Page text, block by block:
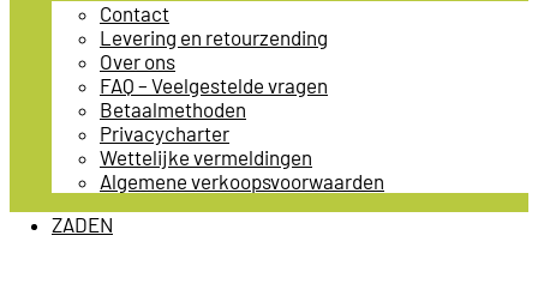
Contact
Levering en retourzending
Over ons
FAQ – Veelgestelde vragen
Betaalmethoden
Privacycharter
Wettelijke vermeldingen
Algemene verkoopsvoorwaarden
ZADEN